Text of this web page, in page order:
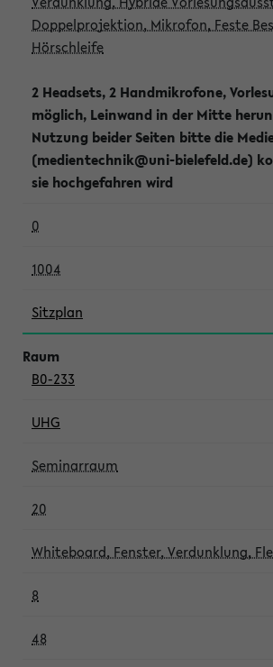
Doppelprojektion, Mikrofon, Feste
Hörschleife
2 Headsets, 2 Handmikrofone,
möglich, Leinwand in der Mitte
Nutzung beider Seiten bitte die
(medientechnik@uni-bielefeld.de)
sie hochgefahren wird
0
1004
Sitzplan
B0-233
UHG
Seminarraum
20
Whiteboard, Fenster, Verdunklung,
8
48